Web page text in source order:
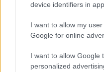
device identifiers in
I want to allow my
Google for online
I want to allow Google
personalized